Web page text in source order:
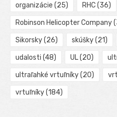
organizácie (25) RHC(36)
Robinson Helicopter Company
Sikorsky(26) skúšky(21)
udalosti (48) UL(20)
ultraľahké vrtuľníky(20)
vrtuľníky(184)